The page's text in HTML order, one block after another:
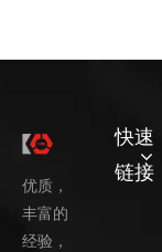
优质，
丰富的
经验，
快速
链接